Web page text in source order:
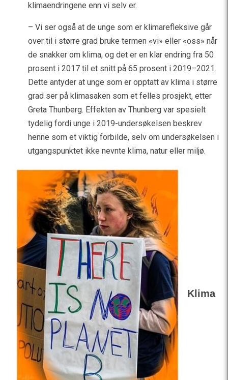
klimaendringene enn vi selv er.
– Vi ser også at de unge som er klimarefleksive går
over til i større grad bruke termen «vi» eller «oss» når
de snakker om klima, og det er en klar endring fra 50
prosent i 2017 til et snitt på 65 prosent i 2019–2021.
Dette antyder at unge som er opptatt av klima i større
grad ser på klimasaken som et felles prosjekt, etter
Greta Thunberg. Effekten av Thunberg var spesielt
tydelig fordi unge i 2019-undersøkelsen beskrev
henne som et viktig forbilde, selv om undersøkelsen i
utgangspunktet ikke nevnte klima, natur eller miljø.
Klima